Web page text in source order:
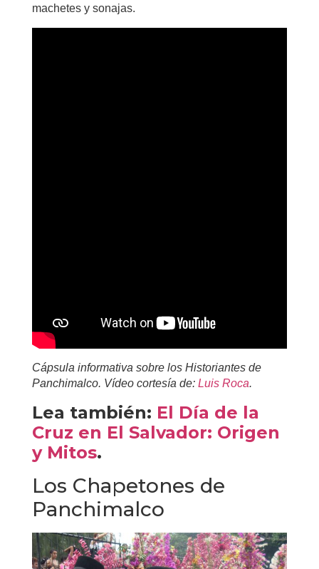
machetes y sonajas.
Cápsula informativa sobre los Historiantes de
Panchimalco. Vídeo cortesía de: Luis Roca.
Lea también: El Día de la
Cruz en El Salvador: Origen
y Mitos.
Los Chapetones de
Panchimalco